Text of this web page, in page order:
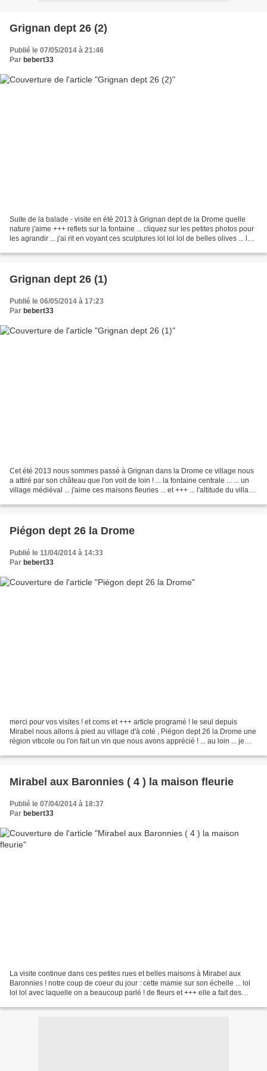
Grignan dept 26 (2)
Publié le 07/05/2014 à 21:46
Par bebert33
Suite de la balade - visite en été 2013 à Grignan dept de la Drome quelle
nature j'aime +++ reflets sur la fontaine ... cliquez sur les petites photos pour
les agrandir ... j'ai rit en voyant ces sculptures lol lol lol de belles olives ... la
Grignan dept 26 (1)
Publié le 06/05/2014 à 17:23
Par bebert33
Cet été 2013 nous sommes passé à Grignan dans la Drome ce village nous
a attiré par son château que l'on voit de loin ! ... la fontaine centrale ... ... un
village médiéval ... j'aime ces maisons fleuries ... et +++ ... l'altitude du village
Piégon dept 26 la Drome
Publié le 11/04/2014 à 14:33
Par bebert33
merci pour vos visites ! et coms et +++ article programé ! le seul depuis
Mirabel nous allons à pied au village d'à coté , Piégon dept 26 la Drome une
région viticole ou l'on fait un vin que nous avons apprécié ! ... au loin ... je
Mirabel aux Baronnies ( 4 ) la maison fleurie
Publié le 07/04/2014 à 18:37
Par bebert33
La visite continue dans ces petites rues et belles maisons à Mirabel aux
Baronnies ! notre coup de coeur du jour : cette mamie sur son échelle ... lol
lol lol avec laquelle on a beaucoup parlé ! de fleurs et +++ elle a fait des